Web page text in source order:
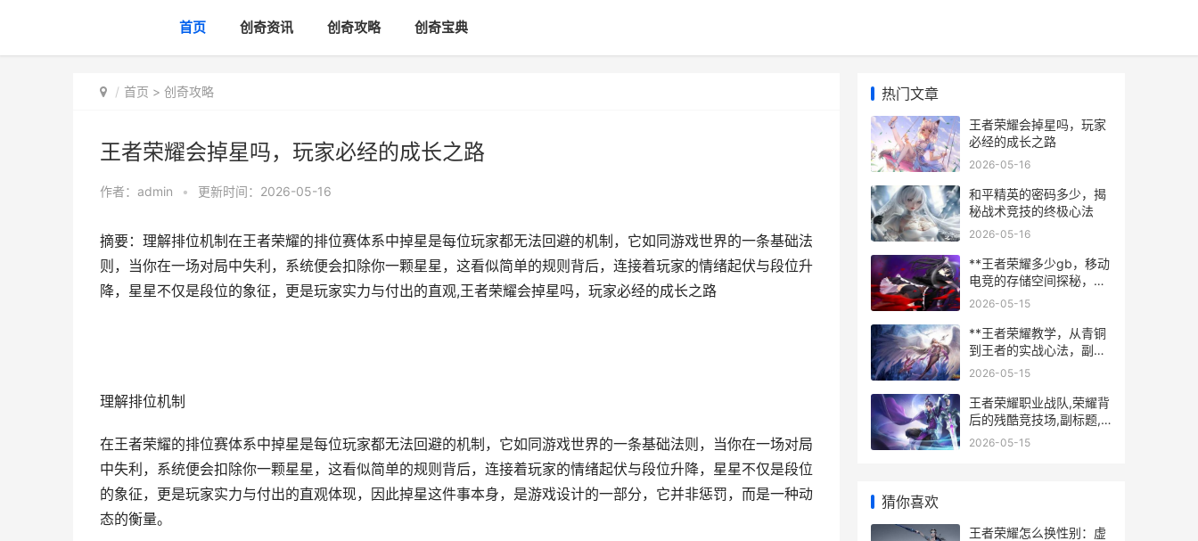
首页 创奇资讯 创奇攻略 创奇宝典
首页 > 创奇攻略
王者荣耀会掉星吗，玩家必经的成长之路
作者： admin • 更新时间：2026-05-16
摘要：理解排位机制在王者荣耀的排位赛体系中掉星是每位玩家都无法回避的机制，它如同游戏世界的一条基础法
则，当你在一场对局中失利，系统便会扣除你一颗星星，这看似简单的规则背后，连接着玩家的情绪起伏与段位升
降，星星不仅是段位的象征，更是玩家实力与付出的直观,王者荣耀会掉星吗，玩家必经的成长之路
理解排位机制
在王者荣耀的排位赛体系中掉星是每位玩家都无法回避的机制，它如同游戏世界的一条基础法则，当你在一场对局
中失利，系统便会扣除你一颗星星，这看似简单的规则背后，连接着玩家的情绪起伏与段位升降，星星不仅是段位
的象征，更是玩家实力与付出的直观体现，因此掉星这件事本身，是游戏设计的一部分，它并非惩罚，而是一种动
态的衡量。
热门文章
王者荣耀会掉星吗，玩家
必经的成长之路
2026-05-16
和平精英的密码多少，揭
秘战术竞技的终极心法
2026-05-16
**王者荣耀多少gb，移动
电竞的存储空间探秘，副
标题，从容量变迁看国民
2026-05-15
**王者荣耀教学，从青铜
到王者的实战心法，副标
题，意识操作与心态的全
2026-05-15
王者荣耀职业战队,荣耀背
后的残酷竞技场,副标题,
电竞梦想与现实挑战的交
2026-05-15
猜你喜欢
王者荣耀怎么换性别：虚